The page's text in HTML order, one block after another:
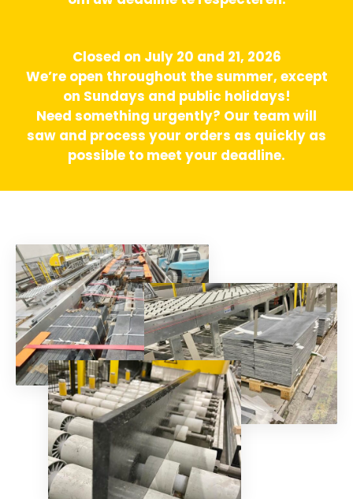
Closed on July 20 and 21, 2026
We’re open throughout the summer, except
on Sundays and public holidays!
Need something urgently? Our team will
saw and process your orders as quickly as
possible to meet your deadline.